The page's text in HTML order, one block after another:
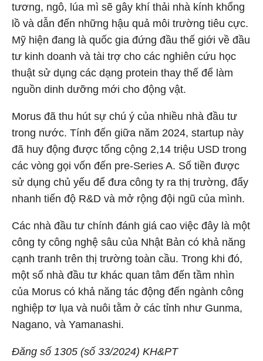
tương, ngô, lúa mì sẽ gây khí thải nhà kính khổng
lồ và dẫn đến những hậu quả môi trường tiêu cực.
Mỹ hiện đang là quốc gia đứng đầu thế giới về đầu
tư kinh doanh và tài trợ cho các nghiên cứu học
thuật sử dụng các dạng protein thay thế để làm
nguồn dinh dưỡng mới cho động vật.
Morus đã thu hút sự chú ý của nhiều nhà đầu tư
trong nước. Tính đến giữa năm 2024, startup này
đã huy động được tổng cộng 2,14 triệu USD trong
các vòng gọi vốn đến pre-Series A. Số tiền được
sử dụng chủ yếu để đưa công ty ra thị trường, đẩy
nhanh tiến độ R&D và mở rộng đội ngũ của mình.
Các nhà đầu tư chính đánh giá cao việc đây là một
công ty công nghệ sâu của Nhật Bản có khả năng
cạnh tranh trên thị trường toàn cầu. Trong khi đó,
một số nhà đầu tư khác quan tâm đến tầm nhìn
của Morus có khả năng tác động đến ngành công
nghiệp tơ lụa và nuôi tằm ở các tỉnh như Gunma,
Nagano, và Yamanashi.
Đăng số 1305 (số 33/2024) KH&PT